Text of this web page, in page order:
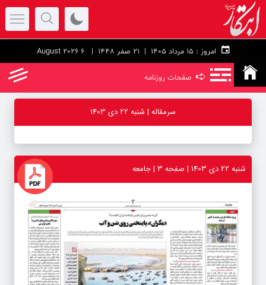
امروز : 21 صفر 1448 | 6 August 2026
➪ صفحات روزنامه
سرمقاله | شنبه 22 دی 1403
شنبه 22 دی 1403 | صفحه ۳ | جامعه